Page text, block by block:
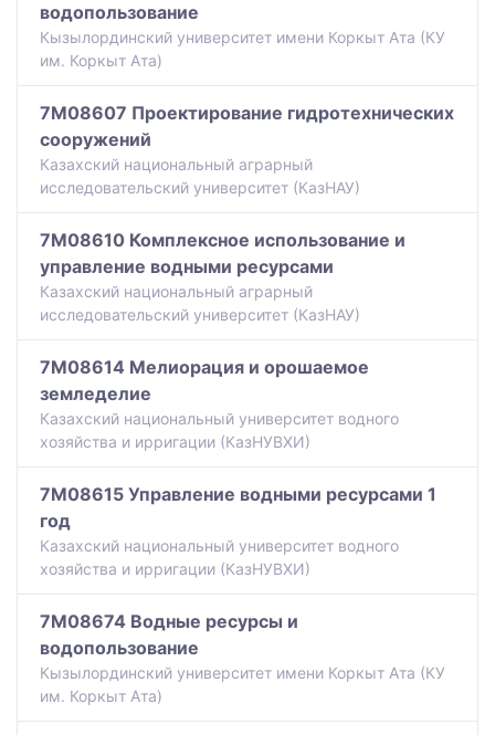
водопользование
Кызылординский университет имени Коркыт Ата (КУ
им. Коркыт Ата)
7M08607 Проектирование гидротехнических
сооружений
Казахский национальный аграрный
исследовательский университет (КазНАУ)
7M08610 Комплексное использование и
управление водными ресурсами
Казахский национальный аграрный
исследовательский университет (КазНАУ)
7M08614 Мелиорация и орошаемое
земледелие
Казахский национальный университет водного
хозяйства и ирригации (КазНУВХИ)
7M08615 Управление водными ресурсами 1
год
Казахский национальный университет водного
хозяйства и ирригации (КазНУВХИ)
7M08674 Водные ресурсы и
водопользование
Кызылординский университет имени Коркыт Ата (КУ
им. Коркыт Ата)